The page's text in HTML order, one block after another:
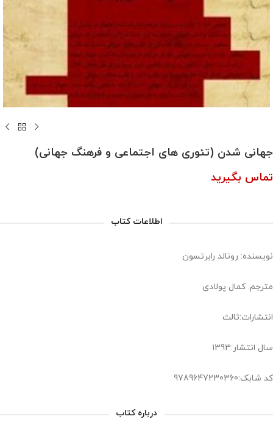
جهانی شدن (تئوری های اجتماعی و فرهنگ جهانی)
تماس بگیرید
اطلاعات کتاب
نویسنده: رونالد رابرتسون
مترجم: کمال پولادی
انتشارات:ثالث
سال انتشار:1393
کد شابک:9789647230360
درباره کتاب